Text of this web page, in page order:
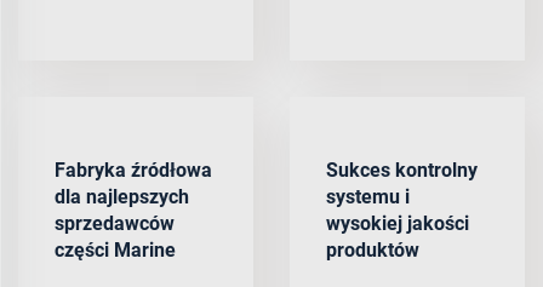
Fabryka źródłowa
dla najlepszych
sprzedawców
części Marine
Sukces kontrolny
systemu i
wysokiej jakości
produktów